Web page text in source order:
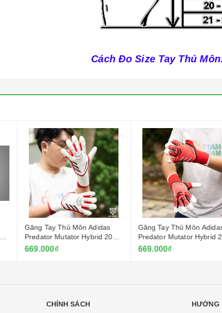
Cách Đo Size Tay Thủ Môn
Găng Tay Thủ Môn Adidas
Predator Mutator Hybrid 2025
- Trắng
669.000₫
Găng Tay Thủ Môn Adidas
Predator Mutator Hybrid
- Đỏ
669.000₫
CHÍNH SÁCH HƯỚNG